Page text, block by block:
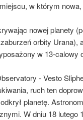
w którym
nowej planety
orbity
w 13-calowy
- Vesto
ruch ten
planetę.
W dniu 18